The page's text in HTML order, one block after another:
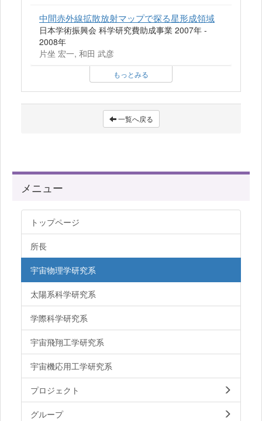
中間赤外線拡散放射マップで探る星形成領域
日本学術振興会 科学研究費助成事業 2007年 -
2008年
片坐 宏一, 和田 武彦
もっとみる
一覧へ戻る
メニュー
トップページ
所長
宇宙物理学研究系
太陽系科学研究系
学際科学研究系
宇宙飛翔工学研究系
宇宙機応用工学研究系
プロジェクト
グループ